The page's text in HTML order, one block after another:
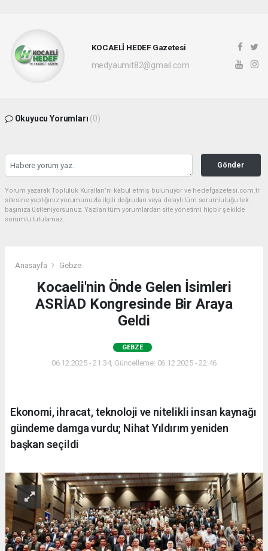
KOCAELİ HEDEF Gazetesi
medyaumit82@gmail.com
Okuyucu Yorumları (0)
Gönder
Yorum yazarak Topluluk Kuralları’nı kabul etmiş bulunuyor ve hedefgazetesi.com.tr
sitesine yaptığınız yorumunuzla ilgili doğrudan veya dolaylı tüm sorumluluğu tek
başınıza üstleniyorsunuz. Yazılan tüm yorumlardan site yönetimi hiçbir şekilde
sorumlu tutulamaz.
Anasayfa Gebze
Kocaeli'nin Önde Gelen İsimleri
ASRİAD Kongresinde Bir Araya
Geldi
GEBZE
06.12.2025 - 21:34, Güncelleme: 06.12.2025 - 22:46
Ekonomi, ihracat, teknoloji ve nitelikli insan kaynağı
gündeme damga vurdu; Nihat Yıldırım yeniden
başkan seçildi